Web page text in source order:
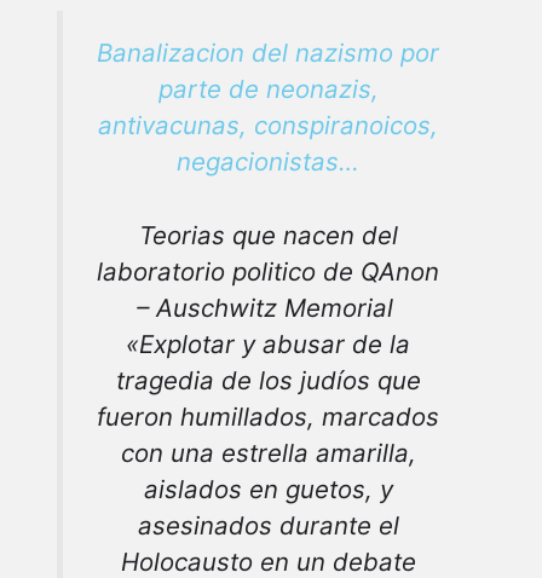
Banalizacion del nazismo por
parte de neonazis,
antivacunas, conspiranoicos,
negacionistas…
Teorias que nacen del
laboratorio politico de QAnon
– Auschwitz Memorial
«Explotar y abusar de la
tragedia de los judíos que
fueron humillados, marcados
con una estrella amarilla,
aislados en guetos, y
asesinados durante el
Holocausto en un debate